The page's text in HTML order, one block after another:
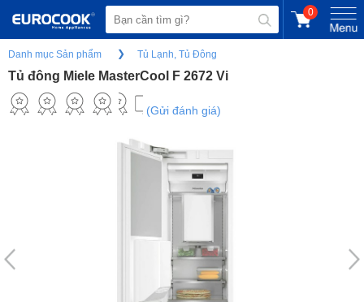
0
Danh mục Sản phẩm Tủ Lạnh, Tủ Đông
Tủ đông Miele MasterCool F 2672 Vi
(Gửi đánh giá)